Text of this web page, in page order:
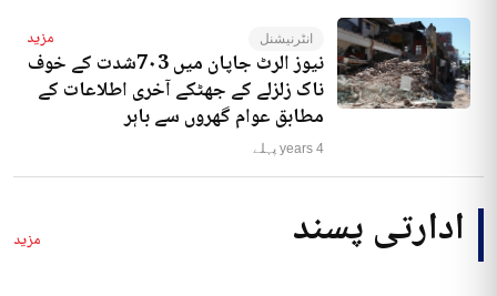
انٹرنیشنل مزید
نیوز الرٹ جاپان میں 7۰3شدت کے خوف
ناک زلزلے کے جھٹکے آخری اطلاعات کے
مطابق عوام گھروں سے باہر
4 years پہلے
ادارتی پسند مزید